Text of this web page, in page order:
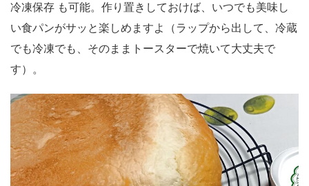
冷凍保存 も可能。作り置きしておけば、いつでも美味し
い食パンがサッと楽しめますよ（ラップから出して、冷蔵
でも冷凍でも、そのままトースターで焼いて大丈夫で
す）。